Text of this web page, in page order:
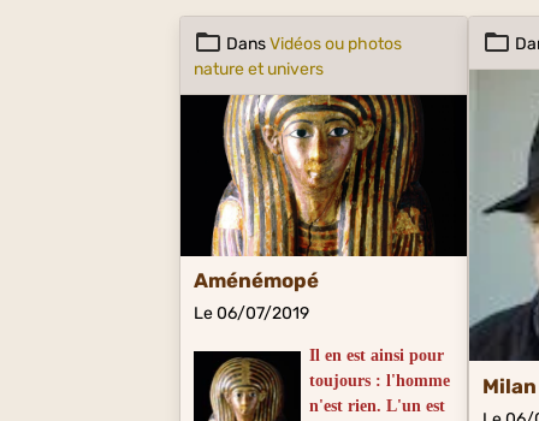
DansVidéos ou photos
nature et univers
Aménémopé
Le 06/07/2019
Il en est ainsi pour
toujours : l'homme
n'est rien. L'un est